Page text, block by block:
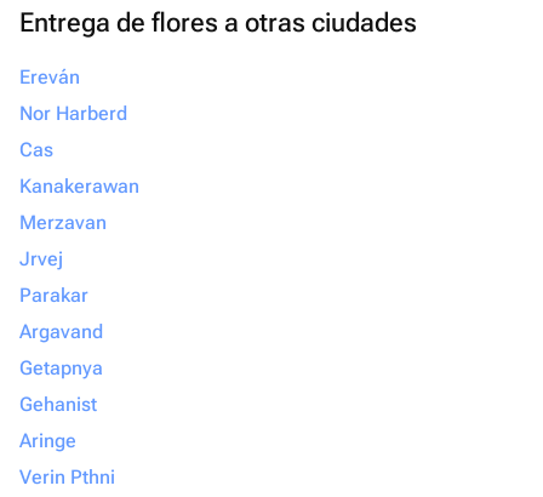
Entrega de flores a otras ciudades
Ereván
Nor Harberd
Cas
Kanakerawan
Merzavan
Jrvej
Parakar
Argavand
Getapnya
Gehanist
Aringe
Verin Pthni